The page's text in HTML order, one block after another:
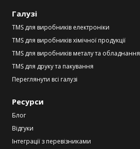
Галузі
TMS для виробників електроніки
TMS для виробників хімічної продукції
TMS для виробників металу та обладнання
TMS для друку та пакування
Переглянути всі галузі
Ресурси
Блог
Відгуки
Інтеграції з перевізниками